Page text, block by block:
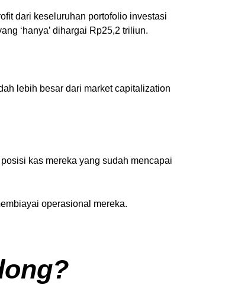
dari keseluruhan portofolio investasi
‘hanya’ dihargai Rp25,2 triliun.
lebih besar dari market capitalization
kas mereka yang sudah mencapai
operasional mereka.